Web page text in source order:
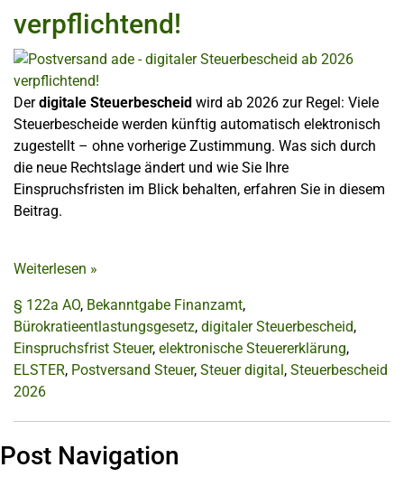
verpflichtend!
Derdigitale Steuerbescheid wird ab 2026 zur Regel: Viele
Steuerbescheide werden künftig automatisch elektronisch
zugestellt – ohne vorherige Zustimmung. Was sich durch
die neue Rechtslage ändert und wie Sie Ihre
Einspruchsfristen im Blick behalten, erfahren Sie in diesem
Beitrag.
Weiterlesen »
§ 122a AO, Bekanntgabe Finanzamt,
Bürokratieentlastungsgesetz, digitaler Steuerbescheid,
Einspruchsfrist Steuer, elektronische Steuererklärung,
ELSTER, Postversand Steuer, Steuer digital, Steuerbescheid
2026
Post Navigation